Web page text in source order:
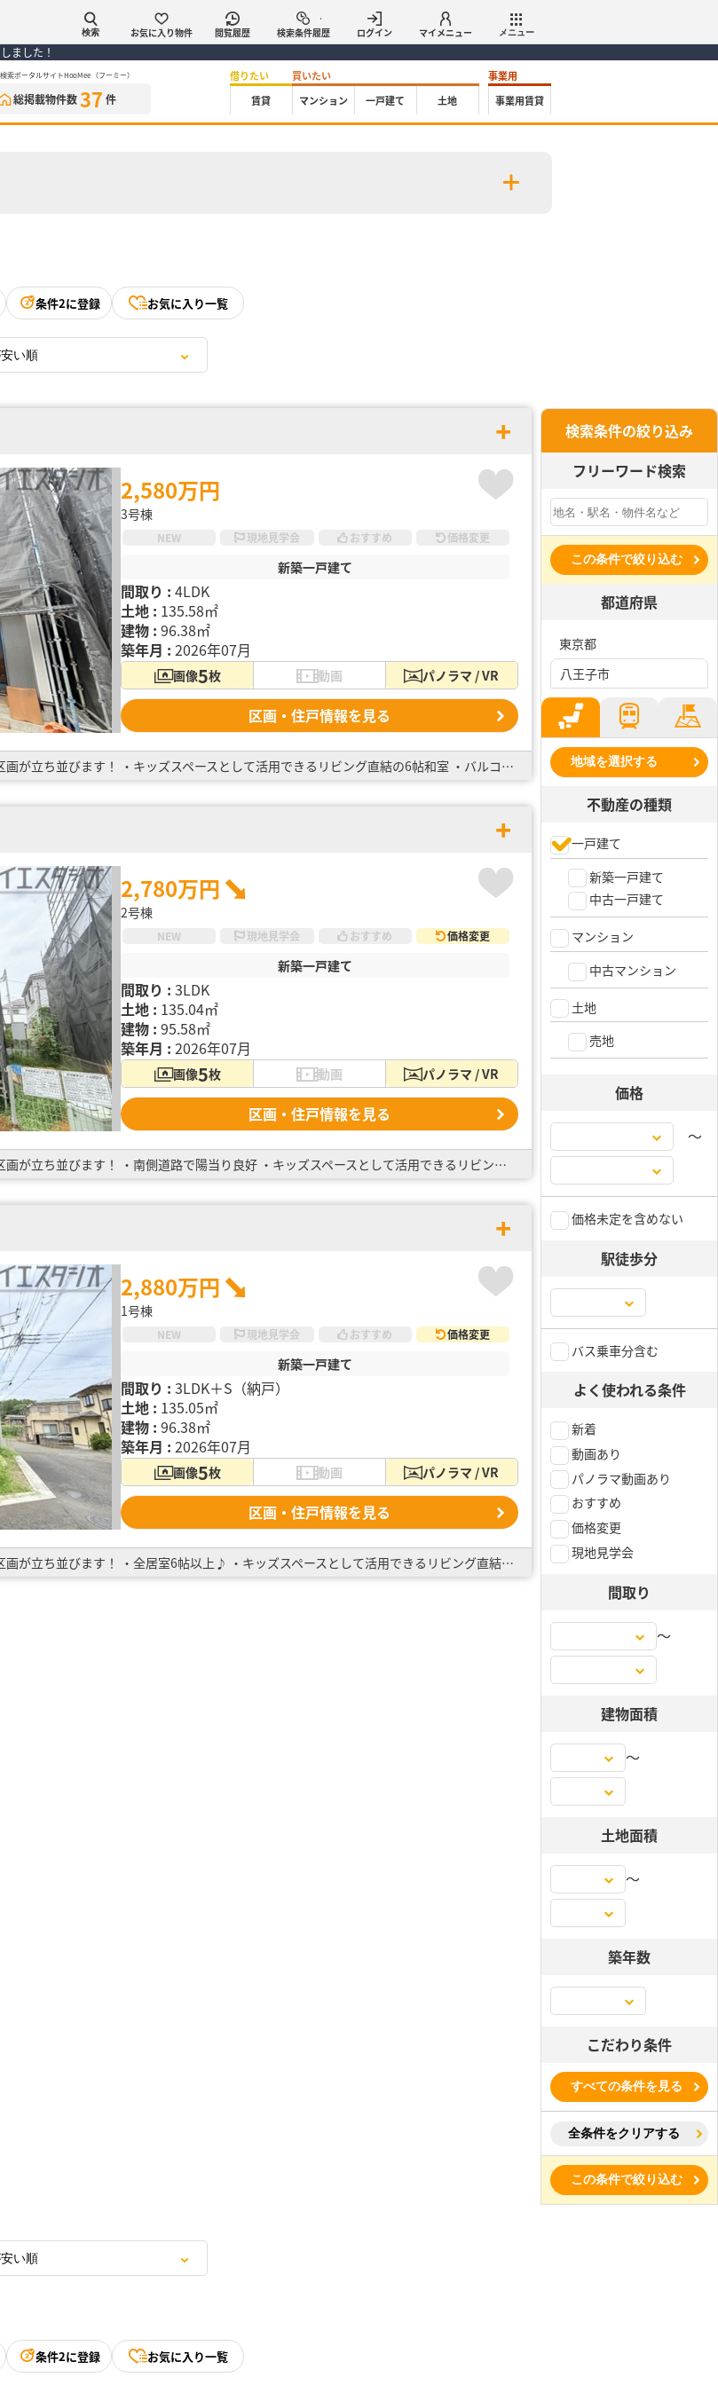
検索 お気に入り物件 閲覧履歴 検索条件履歴 ログイン マイメニュー メニュー
ました！
索ポータルサイトHooMee（フーミー）
総掲載物件数37 件
借りたい
賃貸
買いたい
マンション
一戸建て 土地
事業用
事業用賃貸
条件2に登録 お気に入り一覧
2,580万円
3号棟
NEW 現地見学会 おすすめ 価格変更
新築一戸建て
間取り : 4LDK
土地 : 135.58㎡
建物 : 96.38㎡
築年月 : 2026年07月
画像5枚 動画 パノラマ / VR
区画・住戸情報を見る
全棟太陽光パネル標準搭載！ ・整形地の整った区画が立ち並びます！ ・キッズスペースとして活用できるリビング直結の6帖和室 ・バルコニーは屋根付きで突然の雨も心配無用！ 広々バルコニーでテーブルセ…
2,780万円
2号棟
NEW 現地見学会 おすすめ 価格変更
新築一戸建て
間取り : 3LDK
土地 : 135.04㎡
建物 : 95.58㎡
築年月 : 2026年07月
画像5枚 動画 パノラマ / VR
区画・住戸情報を見る
全棟太陽光パネル標準搭載！ ・整形地の整った区画が立ち並びます！ ・南側道路で陽当り良好 ・キッズスペースとして活用できるリビング直結の3帖タタミコーナー ・バルコニーは屋根付きで突然の雨も心配無…
2,880万円
1号棟
NEW 現地見学会 おすすめ 価格変更
新築一戸建て
間取り : 3LDK＋S（納戸）
土地 : 135.05㎡
建物 : 96.38㎡
築年月 : 2026年07月
画像5枚 動画 パノラマ / VR
区画・住戸情報を見る
全棟太陽光パネル標準搭載！ ・整形地の整った区画が立ち並びます！ ・全居室6帖以上♪ ・キッズスペースとして活用できるリビング直結の6帖和室 ・バルコニーは屋根付きで突然の雨も心配無用！ 広々バ…
検索条件の絞り込み
フリーワード検索
この条件で絞り込む
都道府県
東京都
八王子市
地域を選択する
不動産の種類
一戸建て
新築一戸建て
中古一戸建て
マンション
中古マンション
土地
売地
価格
〜
価格未定を含めない
駅徒歩分
バス乗車分含む
よく使われる条件
新着
動画あり
パノラマ動画あり
おすすめ
価格変更
現地見学会
間取り
〜
建物面積
〜
土地面積
〜
築年数
こだわり条件
すべての条件を見る
全条件をクリアする
この条件で絞り込む
条件2に登録 お気に入り一覧